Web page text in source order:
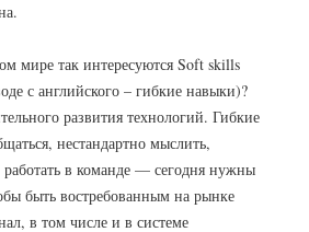
мире так интересуются Soft skills
с английского – гибкие навыки)?
развития технологий. Гибкие
нестандартно мыслить,
в команде — сегодня нужны
быть востребованным на рынке
в том числе и в системе